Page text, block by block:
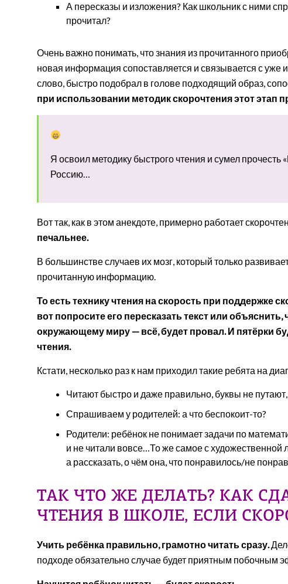
А пересказы и изложения? Как школьник с ними
прочитал?
Очень важно понимать, что знания из прочитанного
новая информация сопоставляется и связывается с уже
слово, быстро подобрал в голове подходящий образ,
при использовании методик скорочтения этот этап
Я освоил методику быстрого чтения и сумел прочесть
Россию…
Вот так, как в этом анекдоте, примерно работает
печальнее.
В большинстве случаев их мозг, который только
прочитанную информацию.
То есть технику чтения на скорость при поддержке
вот попросите его пересказать текст или
окружающему миру — всё, будет провал. И пятёрки
чтения.
Кстати, несколько раз к нам приходил такие ребята на
Читают быстро и даже правильно, буквы не
Спрашиваем у родителей: а что беспокоит-то?
Родители: ребёнок не понимает задачи по
и не читали вовсе…То же самое с художественной
а рассказать, о чём она, что понравилось/не
ТАК ЧТО ЖЕ ДЕЛАТЬ? КАК
ЧТЕНИЯ В ШКОЛЕ, ЕСЛИ
Учить ребёнка правильно, грамотно читать сразу.
подходе обязательно случае будет приятным побочным